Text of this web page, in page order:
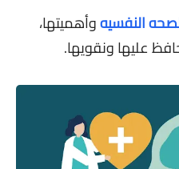
النفسيهوأهميتها،
عليها ونقويها.